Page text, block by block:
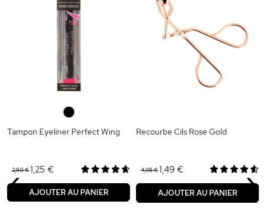
Tampon Eyeliner Perfect Wing
2,50 €1,25 €
AJOUTER AU PANIER
Recourbe Cils Rose Gold
4,95 €1,49 €
AJOUTER AU PANIER
‹ ›